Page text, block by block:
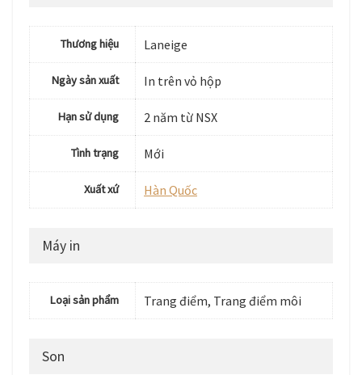
Thương hiệu Laneige
Ngày sản xuất In trên vỏ hộp
Hạn sử dụng 2 năm từ NSX
Tình trạng Mới
Xuất xứ Hàn Quốc
Máy in
Loại sản phẩm Trang điểm, Trang điểm môi
Son